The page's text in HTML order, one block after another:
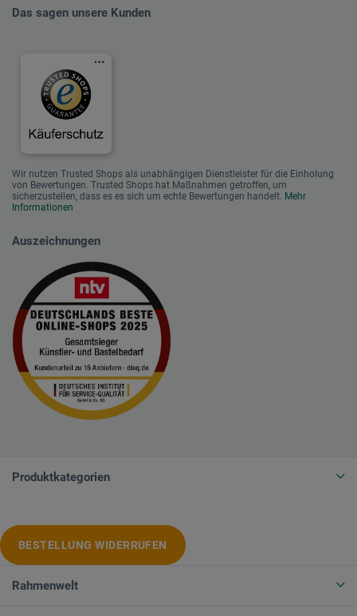
Das sagen unsere Kunden
Wir nutzen Trusted Shops als unabhängigen Dienstleister für die Einholung
von Bewertungen. Trusted Shops hat Maßnahmen getroffen, um
sicherzustellen, dass es es sich um echte Bewertungen handelt. Mehr
Informationen
Auszeichnungen
Produktkategorien
BESTELLUNG WIDERRUFEN
Rahmenwelt